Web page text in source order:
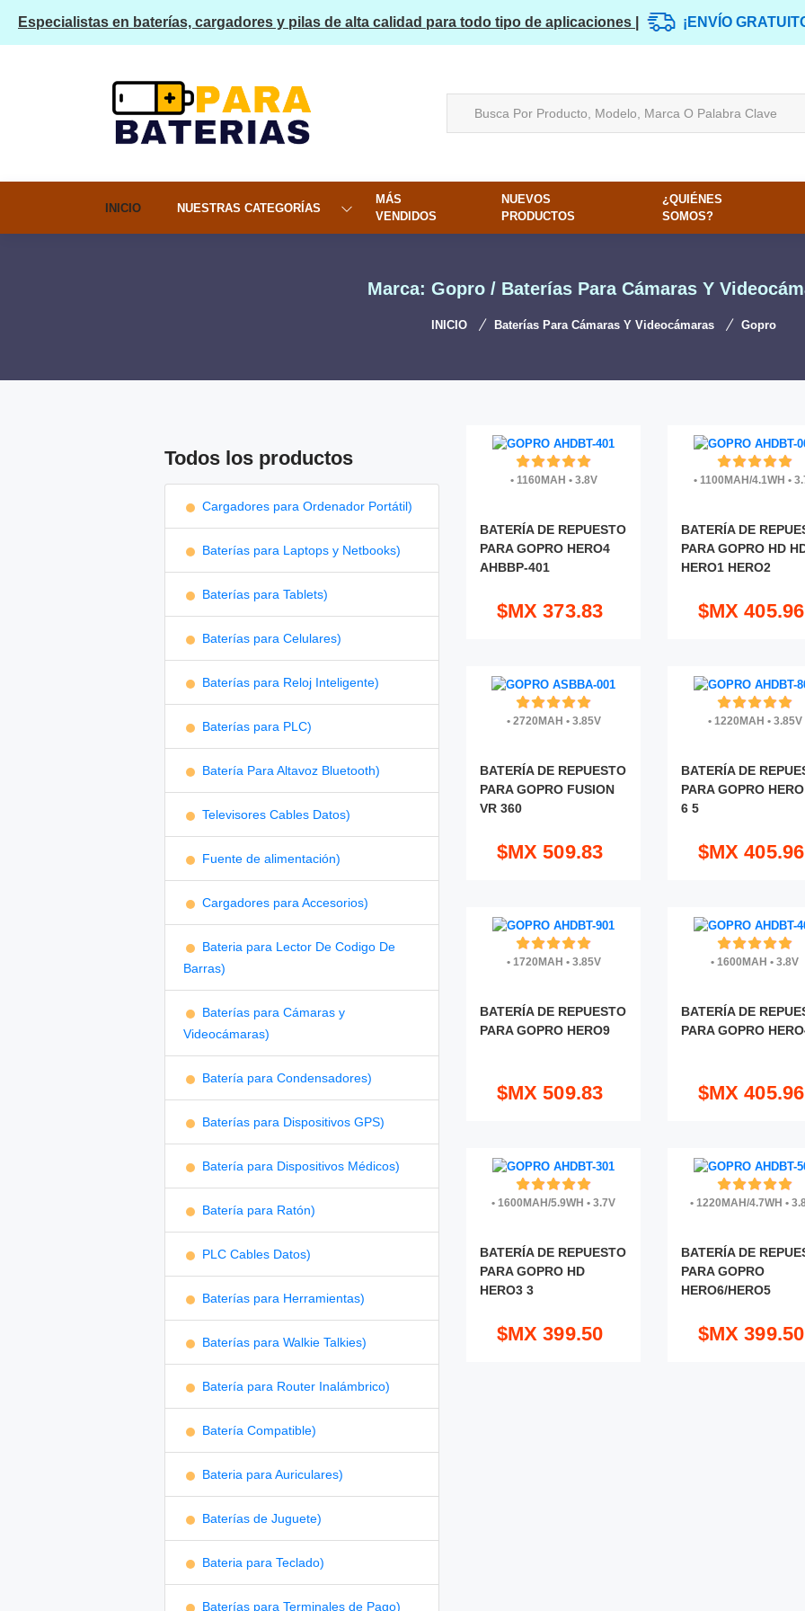
Especialistas en baterías, cargadores y pilas de alta calidad para todo tipo de aplicaciones | ¡ENVÍO
INICIO NUESTRAS CATEGORÍAS
MÁS
VENDIDOS
NUEVOS
PRODUCTOS
¿QUIÉNES
SOMOS?
Marca: Gopro / Baterías Para Cámaras Y
INICIO Baterías Para Cámaras Y Videocámaras Gopro
Todos los productos
Cargadores para Ordenador Portátil)
Baterías para Laptops y Netbooks)
Baterías para Tablets)
Baterías para Celulares)
Baterías para Reloj Inteligente)
Baterías para PLC)
Batería Para Altavoz Bluetooth)
Televisores Cables Datos)
Fuente de alimentación)
Cargadores para Accesorios)
Bateria para Lector De Codigo De
Barras)
Baterías para Cámaras y
Videocámaras)
Batería para Condensadores)
Baterías para Dispositivos GPS)
Batería para Dispositivos Médicos)
Batería para Ratón)
PLC Cables Datos)
Baterías para Herramientas)
Baterías para Walkie Talkies)
Batería para Router Inalámbrico)
Batería Compatible)
Bateria para Auriculares)
Baterías de Juguete)
Bateria para Teclado)
Baterías para Terminales de Pago)
•1160MAH •3.8V
BATERÍA DE REPUESTO
PARA GOPRO HERO4
AHBBP-401
$MX 373.83
•1100MAH/4.1WH •
BATERÍA DE
PARA GOPRO HD
HERO1 HERO2
$MX 405.96
•2720MAH •3.85V
BATERÍA DE REPUESTO
PARA GOPRO FUSION
VR 360
$MX 509.83
•1220MAH •3.85V
BATERÍA DE
PARA GOPRO
6 5
$MX 405.96
•1720MAH •3.85V
BATERÍA DE REPUESTO
PARA GOPRO HERO9
$MX 509.83
• 1600MAH • 3.8V
BATERÍA DE
PARA GOPRO
$MX 405.96
• 1600MAH/5.9WH • 3.7V
BATERÍA DE REPUESTO
PARA GOPRO HD
HERO3 3
$MX 399.50
•1220MAH/4.7WH •
BATERÍA DE
PARA GOPRO
HERO6/HERO5
$MX 399.50